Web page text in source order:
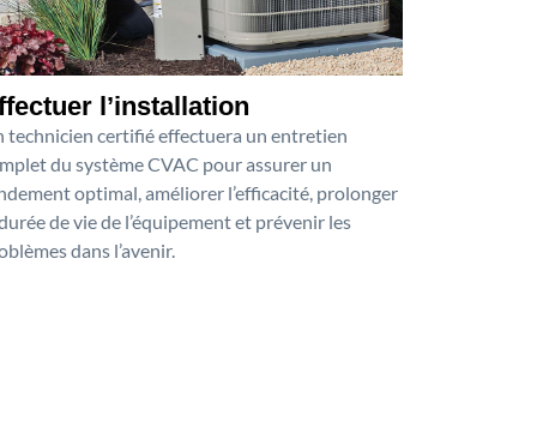
l’installation
technicien certifié effectuera un entretien
du système CVAC pour assurer un
optimal, améliorer l’efficacité, prolonger
de vie de l’équipement et prévenir les
dans l’avenir.